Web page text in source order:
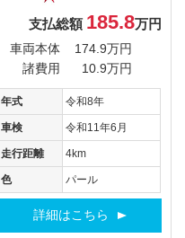
支払総額 185.8万円
車両本体
174.9万円
諸費用
10.9万円
年式 令和8年
車検 令和11年6月
走行距離 4km
色 パール
詳細はこちら